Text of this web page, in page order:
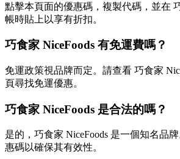
點擊本頁面的優惠碼，複製代碼，並在
帳時貼上以享有折扣。
巧食家 NiceFoods 有免運費嗎？
免運政策視品牌而定。請查看 巧食家
頁尋找免運優惠。
巧食家 NiceFoods 是合法的嗎？
是的，巧食家 NiceFoods 是一個知名品
惠碼以確保其有效性。